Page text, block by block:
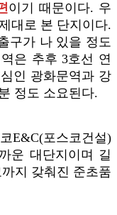
이기 때문이다. 우
대로 본 단지이다.
구가 나 있을 정도
은 추후 3호선 연
인 광화문역과 강
정도 소요된다.
E&C(포스코건설)
운 대단지이며 길
지 갖춰진 준초품